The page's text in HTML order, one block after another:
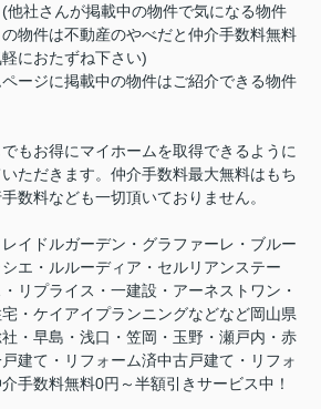
他社さんが掲載中の物件で気になる物件
物件は不動産のやべだと仲介手数料無料
におたずね下さい)
ージに掲載中の物件はご紹介できる物件
もお得にマイホームを取得できるように
ただきます。仲介手数料最大無料はもち
数料なども一切頂いておりません。
イドルガーデン・グラファーレ・ブルー
エ・ルルーディア・セルリアンステー
リプライス・一建設・アーネストワン・
・ケイアイプランニングなどなど岡山県
・早島・浅口・笠岡・玉野・瀬戸内・赤
建て・リフォーム済中古戸建て・リフォ
手数料無料0円～半額引きサービス中！